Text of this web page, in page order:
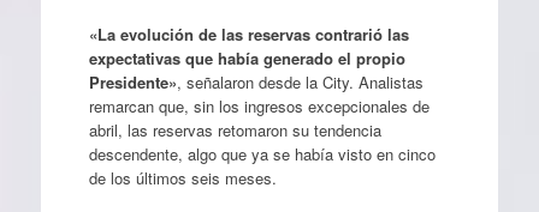
«La evolución de las reservas contrarió las
expectativas que había generado el propio
Presidente», señalaron desde la City. Analistas
remarcan que, sin los ingresos excepcionales de
abril, las reservas retomaron su tendencia
descendente, algo que ya se había visto en cinco
de los últimos seis meses.